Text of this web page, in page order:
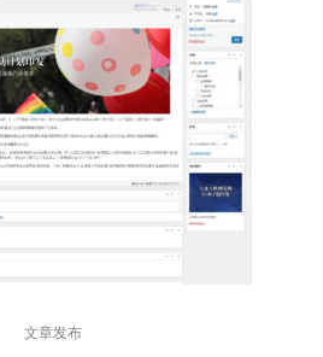
文章发布